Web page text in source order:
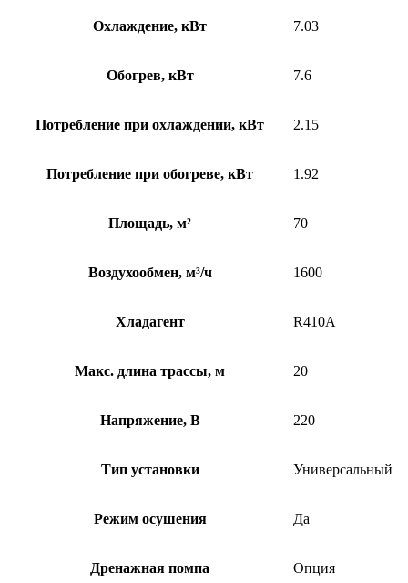
Охлаждение, кВт 7.03
Обогрев, кВт 7.6
Потребление при охлаждении, кВт 2.15
Потребление при обогреве, кВт 1.92
Площадь, м² 70
Воздухообмен, м³/ч 1600
Хладагент R410A
Макс. длина трассы, м 20
Напряжение, В 220
Тип установки Универсальный
Режим осушения Да
Дренажная помпа Опция